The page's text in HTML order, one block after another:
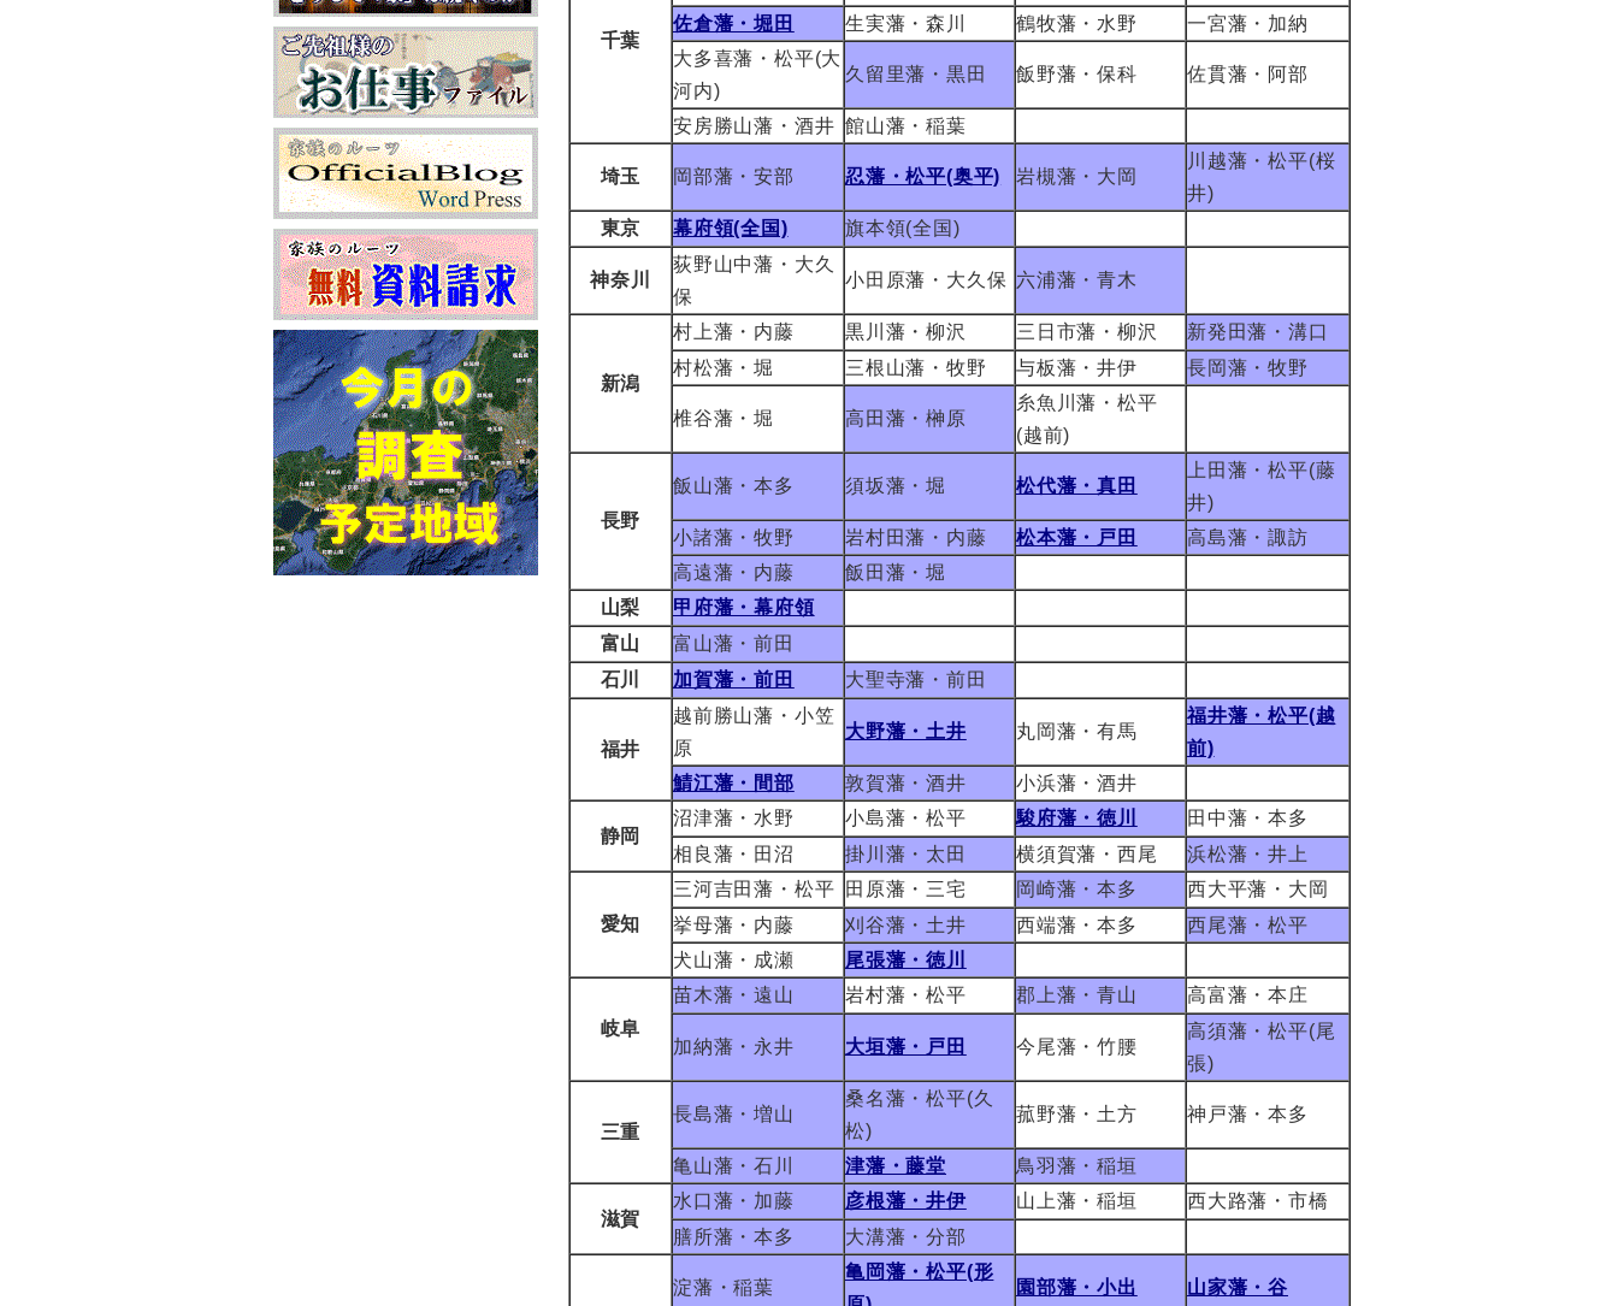
千葉
佐倉藩・堀田
生実藩・森川 鶴牧藩・水野
一宮藩・加納
大多喜藩・松平(大
河内)
久留里藩・黒田 飯野藩・保科 佐貫藩・阿部
安房勝山藩・酒井 館山藩・稲葉
埼玉 岡部藩・安部 忍藩・松平(奥平) 岩槻藩・大岡
川越藩・松平(桜
井)
東京
幕府領(全国) 旗本領(全国)
神奈川
荻野山中藩・大久
保
小田原藩・大久保 六浦藩・青木
新潟
村上藩・内藤 黒川藩・柳沢 三日市藩・柳沢
新発田藩・溝口
村松藩・堀
三根山藩・牧野 与板藩・井伊 長岡藩・牧野
椎谷藩・堀 高田藩・榊原
糸魚川藩・松平
(越前)
長野
飯山藩・本多 須坂藩・堀 松代藩・真田
上田藩・松平(藤
井)
小諸藩・牧野
岩村田藩・内藤 松本藩・戸田
高島藩・諏訪
高遠藩・内藤
飯田藩・堀
山梨
甲府藩・幕府領
富山
富山藩・前田
石川
加賀藩・前田 大聖寺藩・前田
福井
越前勝山藩・小笠
原
大野藩・土井 丸岡藩・有馬
福井藩・松平(越
前)
鯖江藩・間部
敦賀藩・酒井 小浜藩・酒井
静岡
沼津藩・水野 小島藩・松平 駿府藩・徳川
田中藩・本多
相良藩・田沼
掛川藩・太田 横須賀藩・西尾 浜松藩・井上
愛知
三河吉田藩・松平 田原藩・三宅 岡崎藩・本多
西大平藩・大岡
挙母藩・内藤
刈谷藩・土井 西端藩・本多
西尾藩・松平
犬山藩・成瀬
尾張藩・徳川
岐阜
苗木藩・遠山 岩村藩・松平 郡上藩・青山 高富藩・本庄
加納藩・永井 大垣藩・戸田 今尾藩・竹腰
高須藩・松平(尾
張)
三重
長島藩・増山
桑名藩・松平(久
松)
菰野藩・土方 神戸藩・本多
亀山藩・石川 津藩・藤堂 鳥羽藩・稲垣
滋賀
水口藩・加藤 彦根藩・井伊 山上藩・稲垣
西大路藩・市橋
膳所藩・本多
大溝藩・分部
淀藩・稲葉
亀岡藩・松平(形
園部藩・小出 山家藩・谷